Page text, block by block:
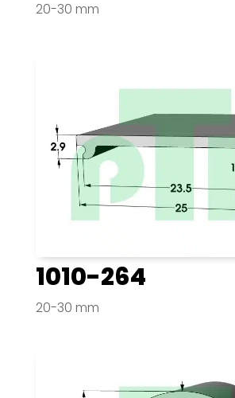
20-30 mm
1010-264
20-30 mm